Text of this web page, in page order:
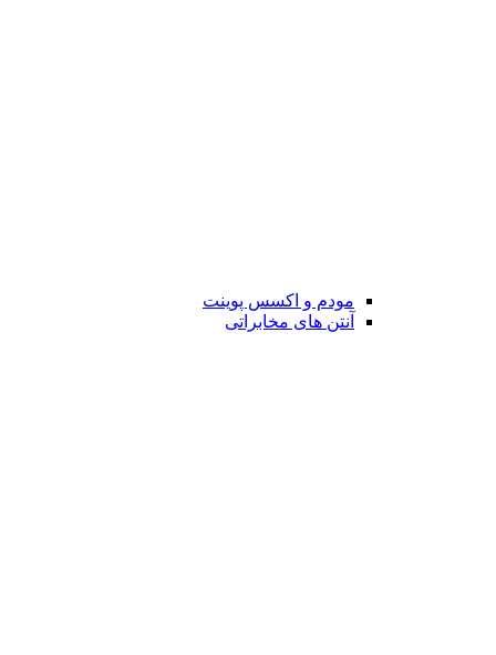
مودم و اکسس پوینت
آنتن های مخابراتی